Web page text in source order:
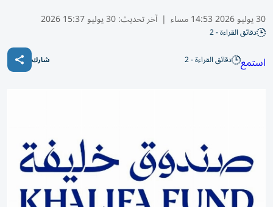
30 يوليو 2026 14:53 مساء | آخر تحديث:30 يوليو 15:37 2026
دقائق القراءة - 2
استمع دقائق القراءة - 2 شارك